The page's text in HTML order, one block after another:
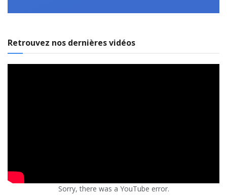
Retrouvez nos dernières vidéos
Sorry, there was a YouTube error.